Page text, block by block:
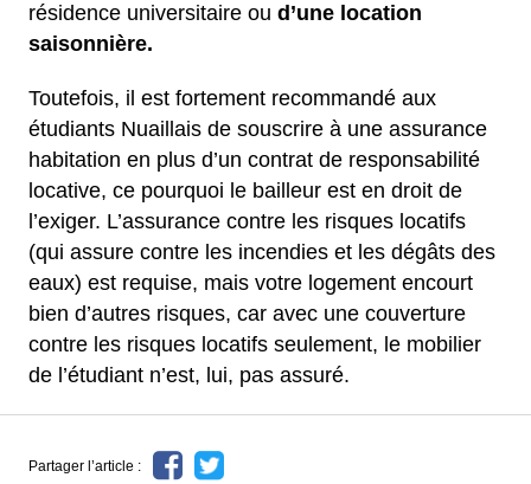
résidence universitaire ou d’une location
saisonnière.
Toutefois, il est fortement recommandé aux
étudiants Nuaillais de souscrire à une assurance
habitation en plus d’un contrat de responsabilité
locative, ce pourquoi le bailleur est en droit de
l’exiger. L’assurance contre les risques locatifs
(qui assure contre les incendies et les dégâts des
eaux) est requise, mais votre logement encourt
bien d’autres risques, car avec une couverture
contre les risques locatifs seulement, le mobilier
de l’étudiant n’est, lui, pas assuré.
Partager l’article :